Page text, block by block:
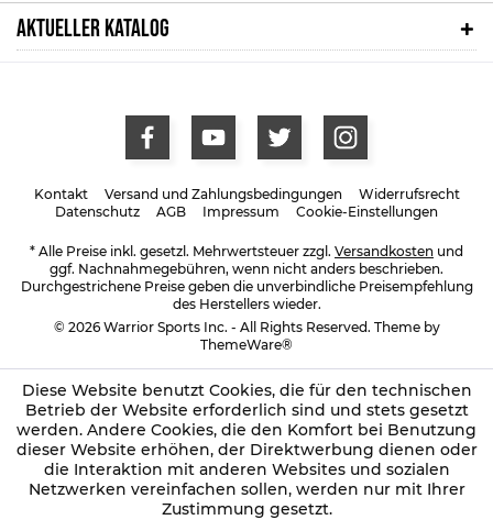
AKTUELLER KATALOG
Kontakt Versand und Zahlungsbedingungen
Widerrufsrecht
Datenschutz
AGB Impressum Cookie-Einstellungen
* Alle Preise inkl. gesetzl. Mehrwertsteuer zzgl. Versandkosten und
ggf. Nachnahmegebühren, wenn nicht anders beschrieben.
Durchgestrichene Preise geben die unverbindliche Preisempfehlung
des Herstellers wieder.
© 2026 Warrior Sports Inc. - All Rights Reserved. Theme by
ThemeWare®
Diese Website benutzt Cookies, die für den technischen
Betrieb der Website erforderlich sind und stets gesetzt
werden. Andere Cookies, die den Komfort bei Benutzung
dieser Website erhöhen, der Direktwerbung dienen oder
die Interaktion mit anderen Websites und sozialen
Netzwerken vereinfachen sollen, werden nur mit Ihrer
Zustimmung gesetzt.